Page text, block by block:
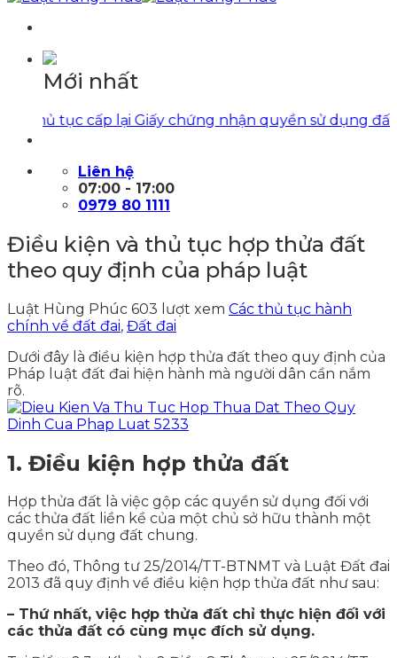
Mới nhất
tục cấp lại Giấy chứng nhận quyền sử dụng đất|
Liên hệ
07:00 - 17:00
0979 80 1111
Điều kiện và thủ tục hợp thửa đất
theo quy định của pháp luật
Luật Hùng Phúc 603 lượt xem Các thủ tục hành
chính về đất đai, Đất đai
Dưới đây là điều kiện hợp thửa đất theo quy định của
Pháp luật đất đai hiện hành mà người dân cần nắm
rõ.
1. Điều kiện hợp thửa đất
Hợp thửa đất là việc gộp các quyền sử dụng đối với
các thửa đất liền kề của một chủ sở hữu thành một
quyền sử dụng đất chung.
Theo đó, Thông tư 25/2014/TT-BTNMT và Luật Đất đai
2013 đã quy định về điều kiện hợp thửa đất như sau:
– Thứ nhất, việc hợp thửa đất chỉ thực hiện đối với
các thửa đất có cùng mục đích sử dụng.